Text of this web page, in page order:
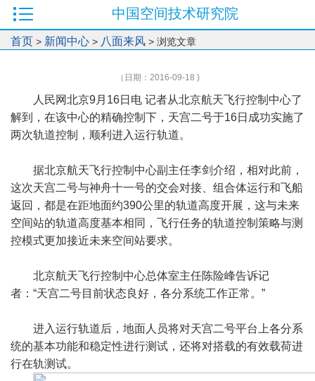
中国空间技术研究院
首页 > 新闻中心 > 八面来风 > 浏览文章
（日期：2016-09-18 )
人民网北京9月16日电 记者从北京航天飞行控制中心了
解到，在该中心的精确控制下，天宫二号于16日成功实施了
两次轨道控制，顺利进入运行轨道。
据北京航天飞行控制中心副主任李剑介绍，相对此前，
这次天宫二号与神舟十一号的交会对接、组合体运行和飞船
返回，都是在距地面约390公里的轨道高度开展，这与未来
空间站的轨道高度基本相同，飞行任务的轨道控制策略与测
控模式更加接近未来空间站要求。
北京航天飞行控制中心总体室主任陈险峰告诉记
者：“天宫二号目前状态良好，各分系统工作正常。”
进入运行轨道后，地面人员将对天宫二号平台上各分系
统的基本功能和稳定性进行测试，还将对搭载的有效载荷进
行在轨测试。